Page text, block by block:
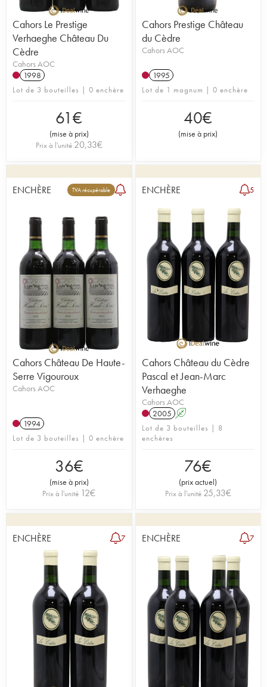
Cahors Le Prestige
Verhaeghe Château Du
Cèdre
Cahors AOC
1998
Lot de 3 bouteilles | 0 enchère
61€
(mise à prix)
Prix à l'unité 20,33€
Cahors Prestige Château
du Cèdre
Cahors AOC
1995
Lot de 1 magnum | 0 enchère
40€
(mise à prix)
ENCHÈRE TVA récupérable
Cahors Château De Haute-
Serre Vigouroux
Cahors AOC
1994
Lot de 3 bouteilles | 0 enchère
36€
(mise à prix)
Prix à l'unité 12€
ENCHÈRE 5
Cahors Château du Cèdre
Pascal et Jean-Marc
Verhaeghe
Cahors AOC
2005 A
Lot de 3 bouteilles | 8
enchères
76€
(prix actuel)
Prix à l'unité 25,33€
ENCHÈRE 7 ENCHÈRE 7